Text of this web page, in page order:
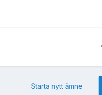
Starta nytt ämne